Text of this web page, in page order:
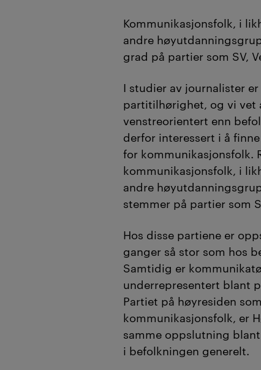
Kommunikasjonsfolk, i
andre
grad på partier som SV,
I studier av journalister
partitilhørighet, og vi vet
venstreorientert enn
derfor interessert i å
for kommunikasjonsfolk.
kommunikasjonsfolk, i
andre
stemmer på partier som
Hos disse partiene er
ganger så stor som hos
Samtidig er
underrepresentert blant
Partiet på høyresiden
kommunikasjonsfolk, er
samme oppslutning
i befolkningen generelt.